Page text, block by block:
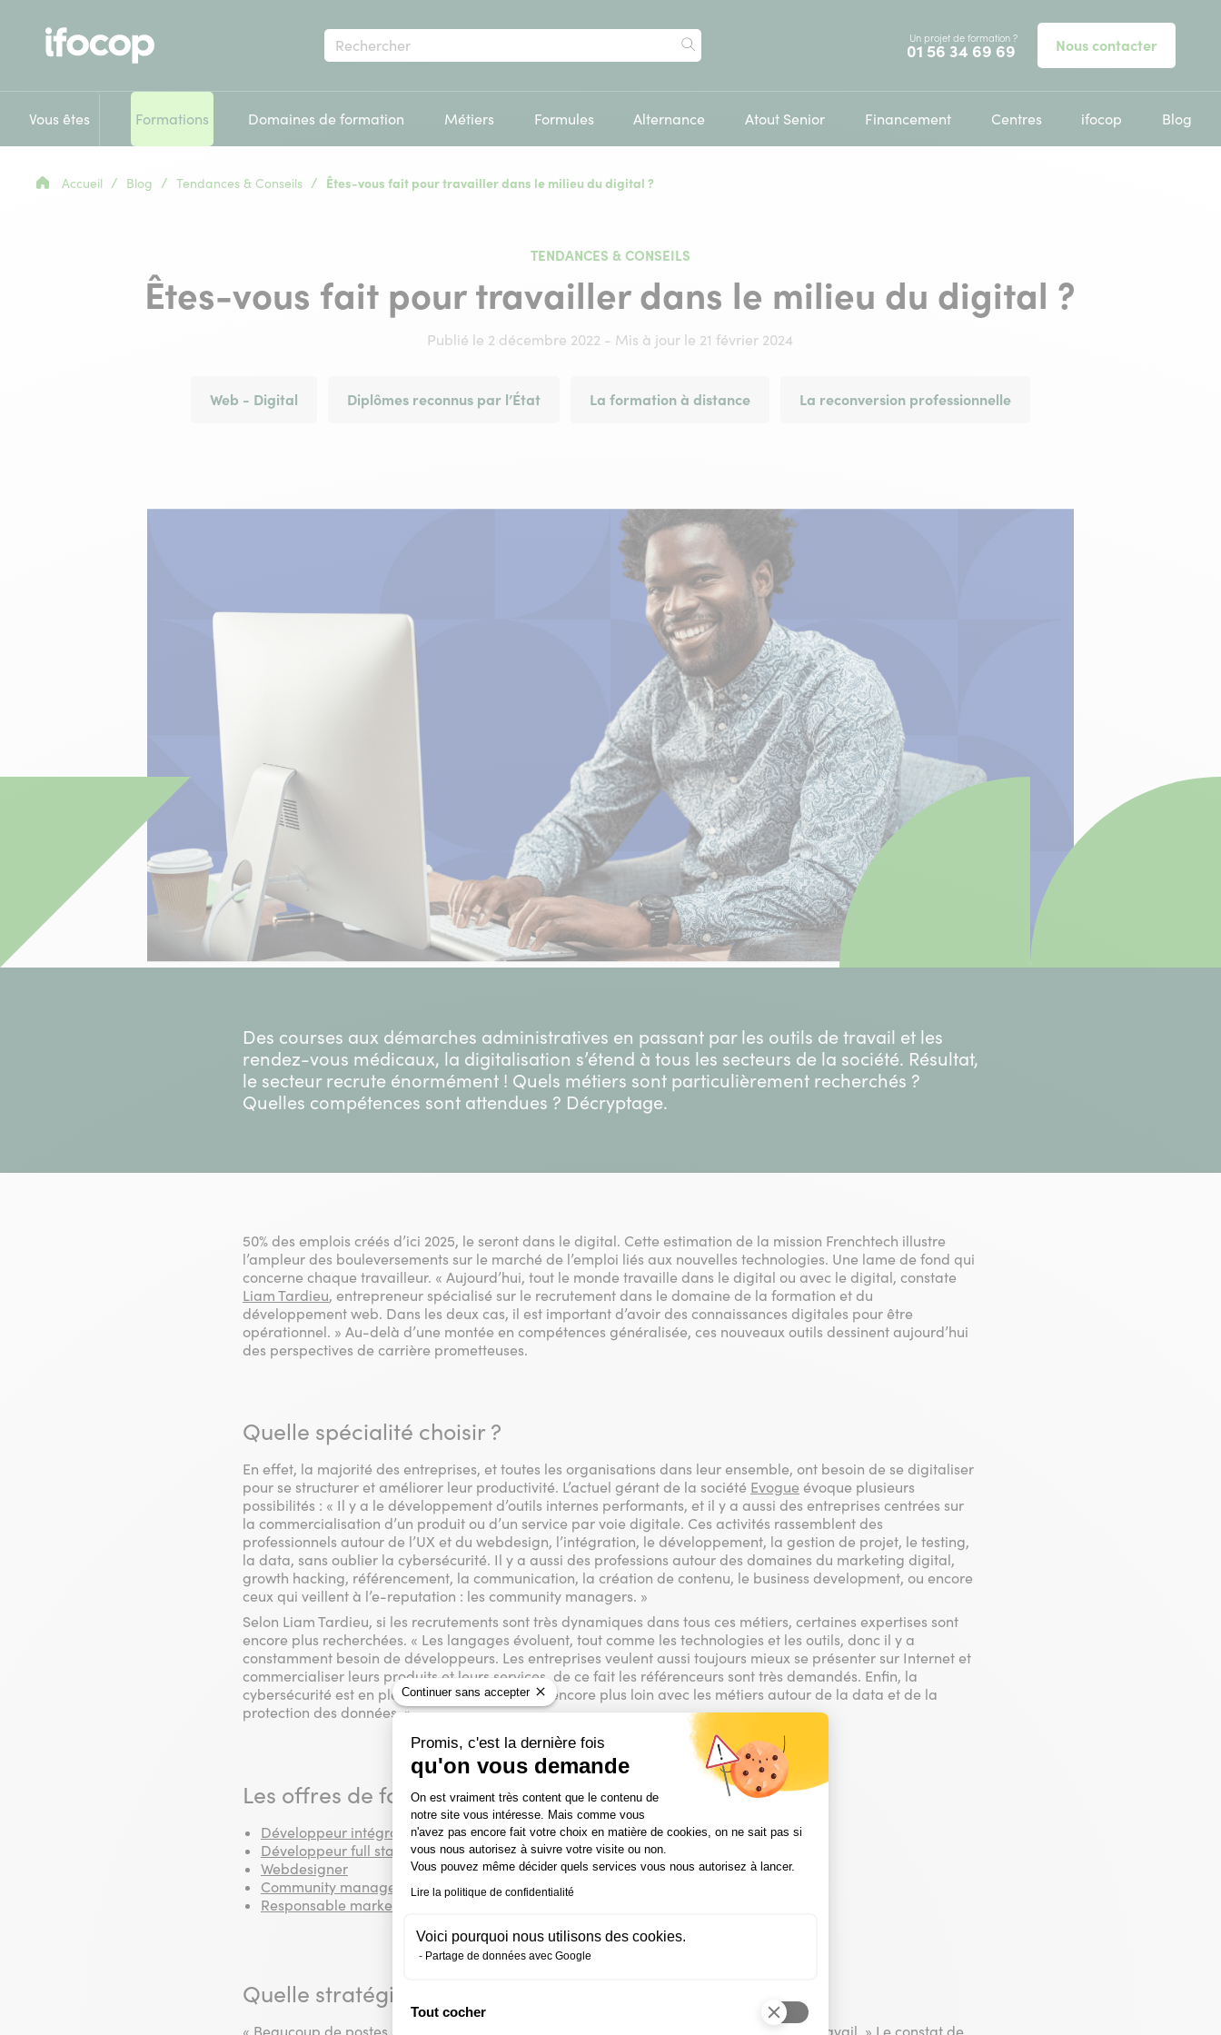
Continuer sans accepter
Promis, c'est la dernière fois
qu'on vous demande
Plateforme de Gestion du Consentement : Personnalisez vos Options
On est vraiment très content que le contenu de
notre site vous intéresse. Mais comme vous
n'avez pas encore fait votre choix en matière de cookies, on ne sait pas si
vous nous autorisez à suivre votre visite ou non.
Vous pouvez même décider quels services vous nous autorisez à lancer.
Lire la politique de confidentialité
Voici pourquoi nous utilisons des cookies.
Partage de données avec Google
Tout cocher
Votre
recherche
Rechercher
Un projet de formation ?
Appelez-nous au
01 56 34 69 69 Nous contacter
Vous êtes Formations Domaines de formation Métiers Formules Alternance Atout Senior Financement Centres ifocop Blog
Accueil / Blog / Tendances & Conseils / Êtes-vous fait pour travailler dans le milieu du digital ?
TENDANCES & CONSEILS
Êtes-vous fait pour travailler dans le milieu du digital ?
Publié le 2 décembre 2022 - Mis à jour le 21 février 2024
Web - Digital Diplômes reconnus par l’État La formation à distance La reconversion professionnelle
Des courses aux démarches administratives en passant par les outils de travail et les
rendez-vous médicaux, la digitalisation s’étend à tous les secteurs de la société. Résultat,
le secteur recrute énormément ! Quels métiers sont particulièrement recherchés ?
Quelles compétences sont attendues ? Décryptage.
50% des emplois créés d’ici 2025, le seront dans le digital. Cette estimation de la mission Frenchtech illustre
l’ampleur des bouleversements sur le marché de l’emploi liés aux nouvelles technologies. Une lame de fond qui
concerne chaque travailleur. « Aujourd’hui, tout le monde travaille dans le digital ou avec le digital, constate
Liam Tardieu, entrepreneur spécialisé sur le recrutement dans le domaine de la formation et du
développement web. Dans les deux cas, il est important d’avoir des connaissances digitales pour être
opérationnel. » Au-delà d’une montée en compétences généralisée, ces nouveaux outils dessinent aujourd’hui
des perspectives de carrière prometteuses.
Quelle spécialité choisir ?
En effet, la majorité des entreprises, et toutes les organisations dans leur ensemble, ont besoin de se digitaliser
pour se structurer et améliorer leur productivité. L’actuel gérant de la société Evogue évoque plusieurs
possibilités : « Il y a le développement d’outils internes performants, et il y a aussi des entreprises centrées sur
la commercialisation d’un produit ou d’un service par voie digitale. Ces activités rassemblent des
professionnels autour de l’UX et du webdesign, l’intégration, le développement, la gestion de projet, le testing,
la data, sans oublier la cybersécurité. Il y a aussi des professions autour des domaines du marketing digital,
growth hacking, référencement, la communication, la création de contenu, le business development, ou encore
ceux qui veillent à l’e-reputation : les community managers. »
Selon Liam Tardieu, si les recrutements sont très dynamiques dans tous ces métiers, certaines expertises sont
encore plus recherchées. « Les langages évoluent, tout comme les technologies et les outils, donc il y a
constamment besoin de développeurs. Les entreprises veulent aussi toujours mieux se présenter sur Internet et
commercialiser leurs produits et leurs services, de ce fait les référenceurs sont très demandés. Enfin, la
cybersécurité est en plein boom. On peut aller encore plus loin avec les métiers autour de la data et de la
protection des données. »
Les offres de formation métier ifocop dans le digital :
Développeur intégrateur Web
Développeur full stack
Webdesigner
Community manager
Responsable marketing
Quelle stratégie adopter ?